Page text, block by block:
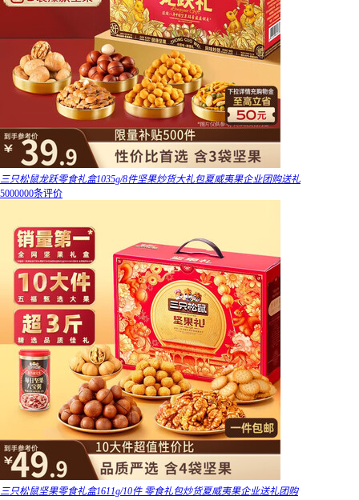
三只松鼠龙跃零食礼盒1035g/8件坚果炒货大礼包夏威夷果企业团购送礼
5000000条评价
三只松鼠坚果零食礼盒1611g/10件 零食礼包炒货夏威夷果企业送礼团购